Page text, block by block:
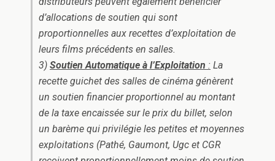
d’allocations de soutien qui sont
proportionnelles aux recettes d’exploitation de
leurs films précédents en salles.
3) Soutien Automatique à l’Exploitation : La
recette guichet des salles de cinéma génèrent
un soutien financier proportionnel au montant
de la taxe encaissée sur le prix du billet, selon
un barème qui privilégie les petites et moyennes
exploitations (Pathé, Gaumont, Ugc et CGR